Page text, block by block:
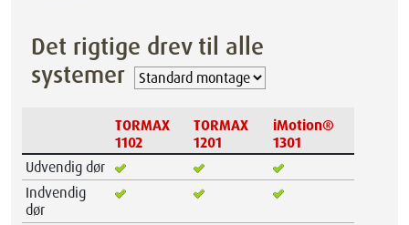
Det rigtige drev til alle
systemer
TORMAX
1102
TORMAX
1201
iMotion®
1301
Udvendig dør
Indvendig
dør